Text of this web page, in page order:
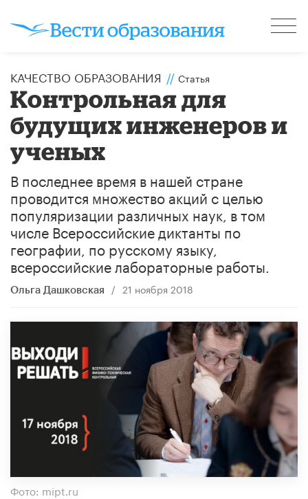
КАЧЕСТВО ОБРАЗОВАНИЯ // Статья
Контрольная для
будущих инженеров и
ученых
В последнее время в нашей стране
проводится множество акций с целью
популяризации различных наук, в том
числе Всероссийские диктанты по
географии, по русскому языку,
всероссийские лабораторные работы.
Ольга Дашковская / 21 ноября 2018
Фото: mipt.ru